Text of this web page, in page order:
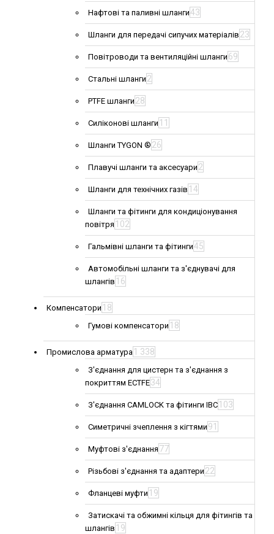
Нафтові та паливні шланги43
Шланги для передачі сипучих матеріалів 23
Повітроводи та вентиляційні шланги 69
Стальні шланги 2
PTFE шланги 28
Силіконові шланги 11
Шланги TYGON ® 26
Плавучі шланги та аксесуари 2
Шланги для технічних газів 14
Шланги та фітинги для кондиціонування
повітря 102
Гальмівні шланги та фітинги45
Автомобільні шланги та з'єднувачі для
шлангів 16
Компенсатори 18
Гумові компенсатори 18
Промислова арматура 1 338
З'єднання для цистерн та з'єднання з
покриттям ECTFE34
З'єднання CAMLOCK та фітинги IBC 103
Симетричні зчеплення з кігтями 91
Муфтові з'єднання 77
Різьбові з'єднання та адаптери 22
Фланцеві муфти 19
Затискачі та обжимні кільця для фітингів та
шлангів 19